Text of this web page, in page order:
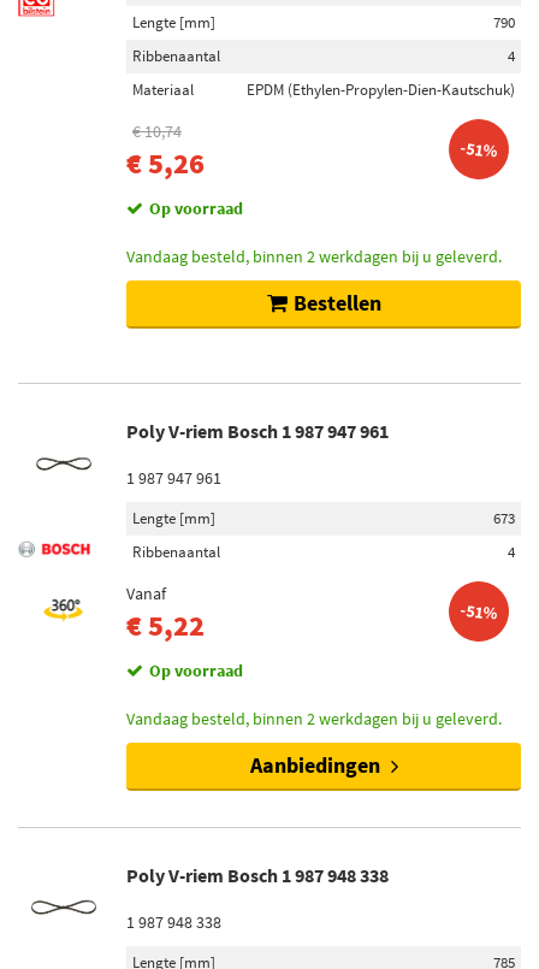
Lengte [mm]
790
Ribbenaantal
4
Materiaal
EPDM (Ethylen-Propylen-Dien-Kautschuk)
€ 10,74
€ 5,26 -51%
Op voorraad
Vandaag besteld, binnen 2 werkdagen bij u geleverd.
Bestellen
Poly V-riem Bosch 1 987 947 961
1 987 947 961
Lengte [mm]
673
Ribbenaantal
4
Vanaf
€ 5,22 -51%
Op voorraad
Vandaag besteld, binnen 2 werkdagen bij u geleverd.
Aanbiedingen
Poly V-riem Bosch 1 987 948 338
1 987 948 338
Lengte [mm] 785